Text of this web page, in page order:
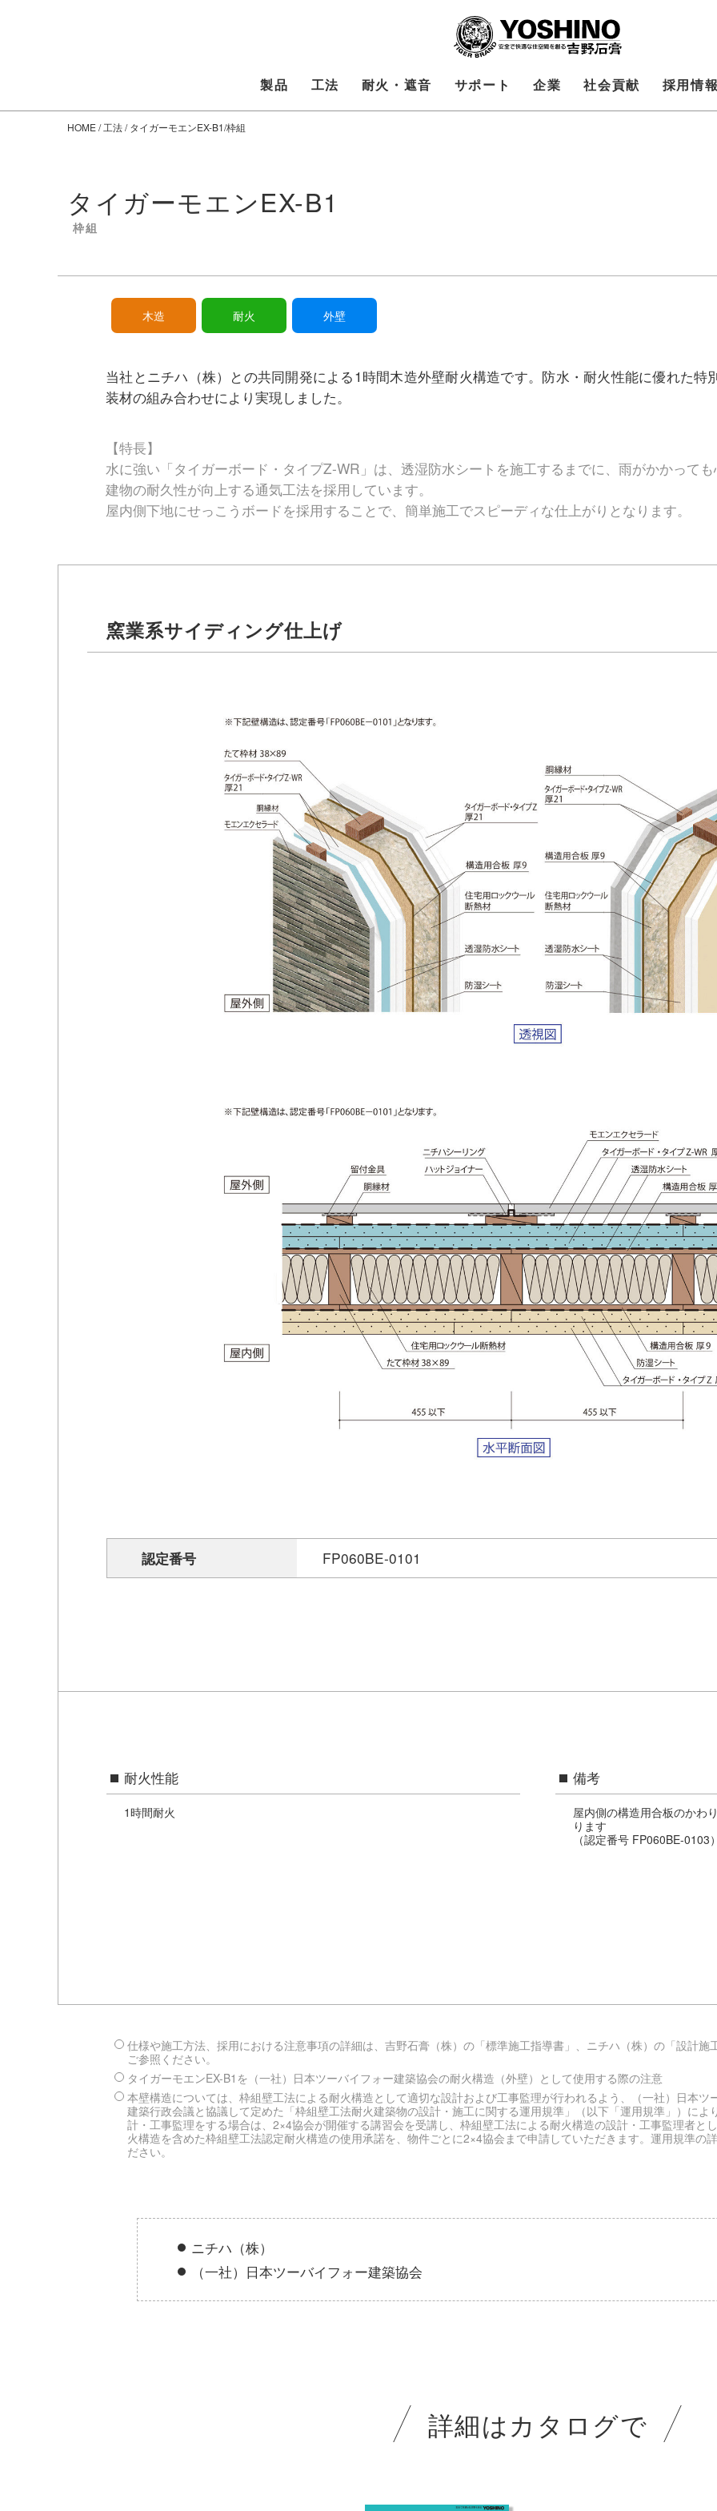
製品 工法 耐火・遮音 サポート 企業 社会貢献 採用情報
HOME/工法/ タイガーモエンEX-B1/枠組
タイガーモエンEX-B1
枠組
木造 耐火 外壁
当社とニチハ（株）との共同開発による1時間木造外壁耐火構造です。防水・耐火性能に優れた
装材の組み合わせにより実現しました。
【特長】
水に強い「タイガーボード・タイプZ-WR」は、透湿防水シートを施工するまでに、雨がかかっても
建物の耐久性が向上する通気工法を採用しています。
屋内側下地にせっこうボードを採用することで、簡単施工でスピーディな仕上がりとなります。
窯業系サイディング仕上げ
認定番号 FP060BE-0101
耐火性能
1時間耐火
備考
屋内側の構造用合板のかわ
ります
（認定番号 FP060BE-0103）
仕様や施工方法、採用における注意事項の詳細は、吉野石膏（株）の「標準施工指導書」、ニチハ（株）の「設計
ご参照ください。
タイガーモエンEX-B1を（一社）日本ツーバイフォー建築協会の耐火構造（外壁）として使用する際の注意
本壁構造については、枠組壁工法による耐火構造として適切な設計および工事監理が行われるよう、（一社）日本
建築行政会議と協議して定めた「枠組壁工法耐火建築物の設計・施工に関する運用規準」（以下「運用規準」）に
計・工事監理をする場合は、2×4協会が開催する講習会を受講し、枠組壁工法による耐火構造の設計・工事監理者と
火構造を含めた枠組壁工法認定耐火構造の使用承諾を、物件ごとに2×4協会まで申請していただきます。運用規準の
ださい。
ニチハ（株）
（一社）日本ツーバイフォー建築協会
詳細はカタログで